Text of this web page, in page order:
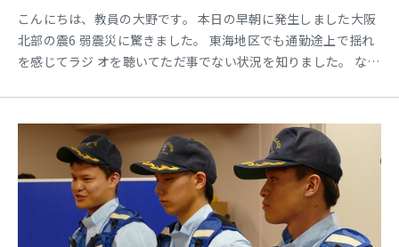
こんにちは、教員の大野です。 本日の早朝に発生しました大阪
北部の震6 弱震災に驚きました。 東海地区でも通勤途上で揺れ
を感じてラジ オを聴いてただ事でない状況を知りました。 なお
をお祈りしていま す。 このタイミングではありますが・・・
今年も本校の学生シミュレーション実習の 集大成となる「学生
技術発表会」の時期が やってまいりました！ 最